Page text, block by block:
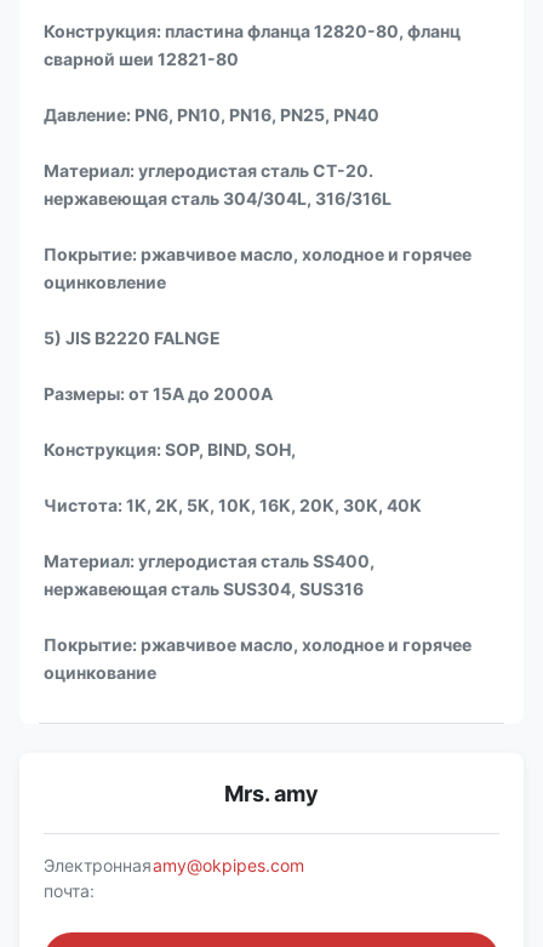
Конструкция: пластина фланца 12820-80, фланц
сварной шеи 12821-80
Давление: PN6, PN10, PN16, PN25, PN40
Материал: углеродистая сталь CT-20.
нержавеющая сталь 304/304L, 316/316L
Покрытие: ржавчивое масло, холодное и горячее
оцинковление
5) JIS B2220 FALNGE
Размеры: от 15A до 2000A
Конструкция: SOP, BIND, SOH,
Чистота: 1K, 2K, 5K, 10K, 16K, 20K, 30K, 40K
Материал: углеродистая сталь SS400,
нержавеющая сталь SUS304, SUS316
Покрытие: ржавчивое масло, холодное и горячее
оцинкование
Mrs. amy
Электронная
почта:
amy@okpipes.com